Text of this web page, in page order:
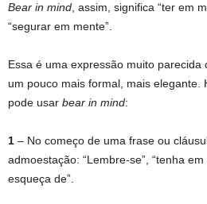
Bear in mind , assim, significa “ter em
“segurar em mente”.
Essa é uma expressão muito parecida
um pouco mais formal, mais elegante.
pode usar bear in mind:
1 – No começo de uma frase ou
admoestação: “Lembre-se”, “tenha
esqueça de”.